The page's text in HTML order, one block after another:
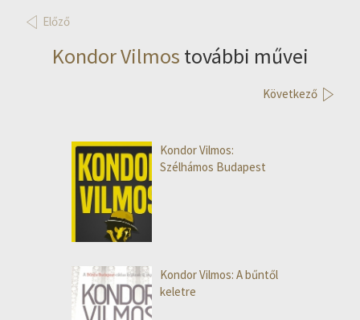
Előző
Kondor Vilmos további művei
Következő
Kondor Vilmos:
Szélhámos Budapest
Kondor Vilmos: A bűntől
keletre